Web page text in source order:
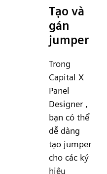
Tạo và
gán
jumper
Trong
Capital X
Panel
Designer ,
bạn có thể
dễ dàng
tạo jumper
cho các ký
hiệu